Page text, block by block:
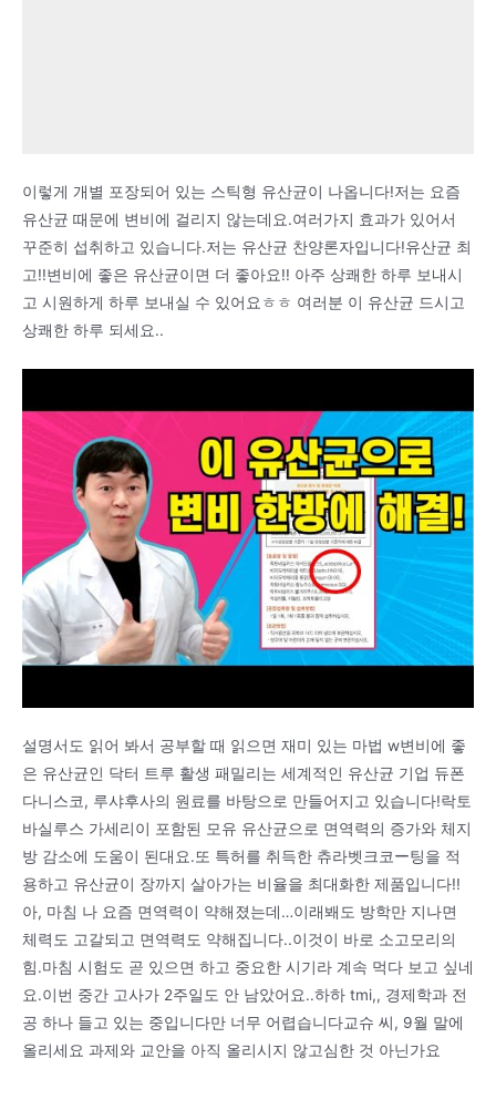
이렇게 개별 포장되어 있는 스틱형 유산균이 나옵니다!저는 요즘
유산균 때문에 변비에 걸리지 않는데요.여러가지 효과가 있어서
꾸준히 섭취하고 있습니다.저는 유산균 찬양론자입니다!유산균 최
고!!변비에 좋은 유산균이면 더 좋아요!! 아주 상쾌한 하루 보내시
고 시원하게 하루 보내실 수 있어요ㅎㅎ 여러분 이 유산균 드시고
상쾌한 하루 되세요..
설명서도 읽어 봐서 공부할 때 읽으면 재미 있는 마법 w변비에 좋
은 유산균인 닥터 트루 활생 패밀리는 세계적인 유산균 기업 듀폰
다니스코, 루샤후사의 원료를 바탕으로 만들어지고 있습니다!락토
바실루스 가세리이 포함된 모유 유산균으로 면역력의 증가와 체지
방 감소에 도움이 된대요.또 특허를 취득한 츄라벳크코ー팅을 적
용하고 유산균이 장까지 살아가는 비율을 최대화한 제품입니다!!
아, 마침 나 요즘 면역력이 약해졌는데…이래봬도 방학만 지나면
체력도 고갈되고 면역력도 약해집니다..이것이 바로 소고모리의
힘.마침 시험도 곧 있으면 하고 중요한 시기라 계속 먹다 보고 싶네
요.이번 중간 고사가 2주일도 안 남았어요..하하 tmi,, 경제학과 전
공 하나 들고 있는 중입니다만 너무 어렵습니다교슈 씨, 9월 말에
올리세요 과제와 교안을 아직 올리시지 않고심한 것 아닌가요